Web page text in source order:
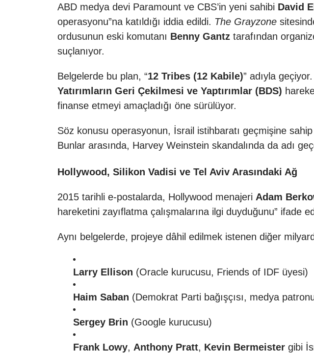
ABD medya devi Paramount ve CBS’in yeni sahibi David
operasyonu”na katıldığı iddia edildi. The Grayzone
ordusunun eski komutanı Benny Gantz tarafından
suçlanıyor.
Belgelerde bu plan, “12 Tribes (12 Kabile)” adıyla
Yatırımların Geri Çekilmesi ve Yaptırımlar (BDS)
finanse etmeyi amaçladığı öne sürülüyor.
Söz konusu operasyonun, İsrail istihbaratı geçmişine
Bunlar arasında, Harvey Weinstein skandalında da adı
Hollywood, Silikon Vadisi ve Tel Aviv Arasındaki Ağ
2015 tarihli e-postalarda, Hollywood menajeri Adam
hareketini zayıflatma çalışmalarına ilgi duyduğunu” ifade
Aynı belgelerde, projeye dâhil edilmek istenen diğer
Larry Ellison (Oracle kurucusu, Friends of IDF üyesi)
Haim Saban (Demokrat Parti bağışçısı, medya
Sergey Brin (Google kurucusu)
Frank Lowy, Anthony Pratt, Kevin Bermeister gibi